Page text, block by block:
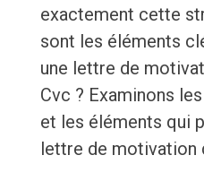
exactement cette
sont les éléments
une lettre de
Cvc ? Examinons
et les éléments qui
lettre de motivation